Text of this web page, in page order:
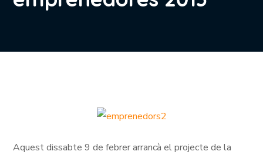
Aquest dissabte 9 de febrer arrancà el projecte de la